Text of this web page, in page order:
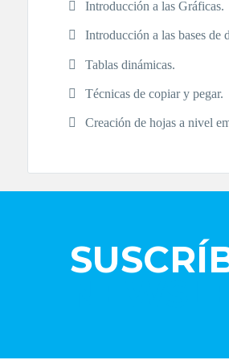
Introducción a las Gráficas.
Introducción a las bases de
Tablas dinámicas.
Técnicas de copiar y pegar.
Creación de hojas a nivel